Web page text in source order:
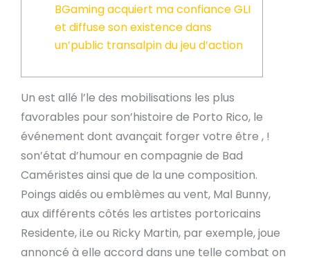
BGaming acquiert ma confiance GLI
et diffuse son existence dans
un’public transalpin du jeu d’action
Un est allé l’le des mobilisations les plus
favorables pour son’histoire de Porto Rico, le
événement dont avançait forger votre être , !
son’état d’humour en compagnie de Bad
Caméristes ainsi que de la une composition.
Poings aidés ou emblèmes au vent, Mal Bunny,
aux différents côtés les artistes portoricains
Residente, iLe ou Ricky Martin, par exemple, joue
annoncé à elle accord dans une telle combat on